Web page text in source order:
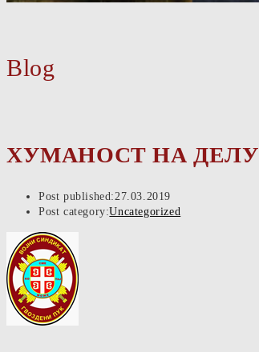
Blog
ХУМАНОСТ НА ДЕЛУ
Post published:27.03.2019
Post category:Uncategorized